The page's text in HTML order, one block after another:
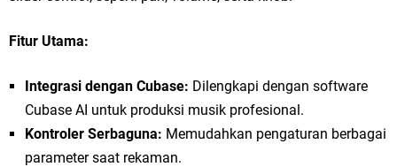
Fitur Utama:
Integrasi dengan Cubase: Dilengkapi dengan software
Cubase AI untuk produksi musik profesional.
Kontroler Serbaguna: Memudahkan pengaturan berbagai
parameter saat rekaman.